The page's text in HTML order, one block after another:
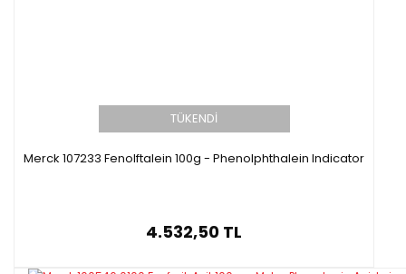
TÜKENDİ
Merck 107233 Fenolftalein 100g - Phenolphthalein Indicator
4.532,50 TL